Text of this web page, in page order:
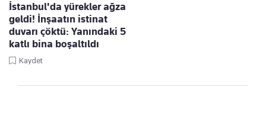
İstanbul'da yürekler ağza
geldi! İnşaatın istinat
duvarı çöktü: Yanındaki 5
katlı bina boşaltıldı
Kaydet